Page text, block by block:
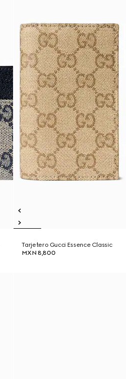
Tarjetero Gucci Essence Classic
MXN 8,800